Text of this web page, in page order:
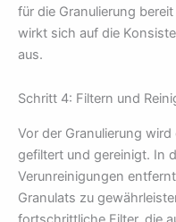
für die Granulierung
wirkt sich auf die
aus.
Schritt 4: Filtern und
Vor der Granulierung
gefiltert und gereinigt. In
Verunreinigungen
Granulats zu